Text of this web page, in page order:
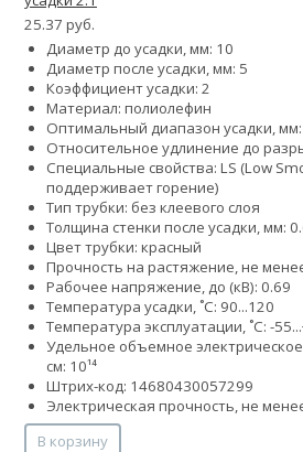
25.37 руб.
Диаметр до усадки, мм: 10
Диаметр после усадки, мм: 5
Коэффициент усадки: 2
Материал: полиолефин
Оптимальный диапазон усадки, мм:
Относительное удлинение до
Специальные свойства: LS (Low
поддерживает горение)
Тип трубки: без клеевого слоя
Толщина стенки после усадки, мм:
Цвет трубки: красный
Прочность на растяжение, не
Рабочее напряжение, до (кВ): 0.69
Температура усадки, ˚С: 90...120
Температура эксплуатации, ˚С: -
Удельное объемное
см: 10¹⁴
Штрих-код: 14680430057299
Электрическая прочность, не
В корзину